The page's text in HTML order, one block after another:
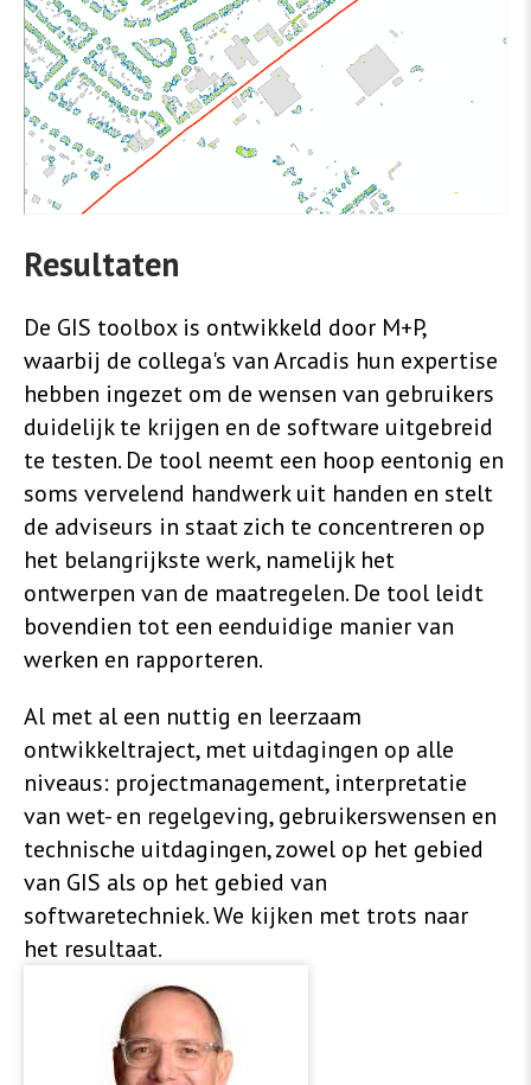
Resultaten
De GIS toolbox is ontwikkeld door M+P,
waarbij de collega's van Arcadis hun expertise
hebben ingezet om de wensen van gebruikers
duidelijk te krijgen en de software uitgebreid
te testen. De tool neemt een hoop eentonig en
soms vervelend handwerk uit handen en stelt
de adviseurs in staat zich te concentreren op
het belangrijkste werk, namelijk het
ontwerpen van de maatregelen. De tool leidt
bovendien tot een eenduidige manier van
werken en rapporteren.
Al met al een nuttig en leerzaam
ontwikkeltraject, met uitdagingen op alle
niveaus: projectmanagement, interpretatie
van wet- en regelgeving, gebruikerswensen en
technische uitdagingen, zowel op het gebied
van GIS als op het gebied van
softwaretechniek. We kijken met trots naar
het resultaat.